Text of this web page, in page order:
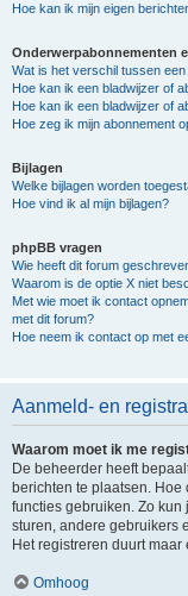
Hoe kan ik mijn eigen
Onderwerpabonnementen
Wat is het verschil tussen
Hoe kan ik een bladwijzer of
Hoe kan ik een bladwijzer of
Hoe zeg ik mijn abonnement
Bijlagen
Welke bijlagen worden
Hoe vind ik al mijn bijlagen?
phpBB vragen
Wie heeft dit forum
Waarom is de optie X niet
Met wie moet ik contact
met dit forum?
Hoe neem ik contact op met
Aanmeld- en
Waarom moet ik me
De beheerder heeft
berichten te plaatsen.
functies gebruiken. Zo
sturen, andere gebruikers
Het registreren duurt
Omhoog